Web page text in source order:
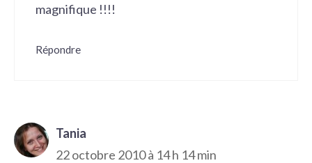
magnifique !!!!
Répondre
Tania
22 octobre 2010 à 14 h 14 min